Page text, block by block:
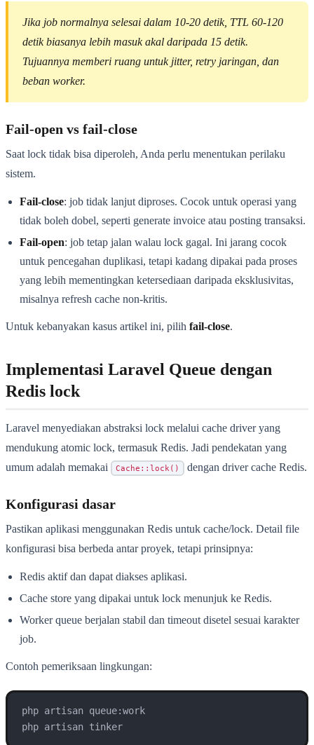
Jika job normalnya selesai dalam 10-20 detik, TTL 60-120
detik biasanya lebih masuk akal daripada 15 detik.
Tujuannya memberi ruang untuk jitter, retry jaringan, dan
beban worker.
Fail-open vs fail-close
Saat lock tidak bisa diperoleh, Anda perlu menentukan perilaku
sistem.
Fail-close: job tidak lanjut diproses. Cocok untuk operasi yang
tidak boleh dobel, seperti generate invoice atau posting transaksi.
Fail-open: job tetap jalan walau lock gagal. Ini jarang cocok
untuk pencegahan duplikasi, tetapi kadang dipakai pada proses
yang lebih mementingkan ketersediaan daripada eksklusivitas,
misalnya refresh cache non-kritis.
Untuk kebanyakan kasus artikel ini, pilih fail-close.
Implementasi Laravel Queue dengan
Redis lock
Laravel menyediakan abstraksi lock melalui cache driver yang
mendukung atomic lock, termasuk Redis. Jadi pendekatan yang
umum adalah memakai
Cache::lock() dengan driver cache Redis.
Konfigurasi dasar
Pastikan aplikasi menggunakan Redis untuk cache/lock. Detail file
konfigurasi bisa berbeda antar proyek, tetapi prinsipnya:
Redis aktif dan dapat diakses aplikasi.
Cache store yang dipakai untuk lock menunjuk ke Redis.
Worker queue berjalan stabil dan timeout disetel sesuai karakter
job.
Contoh pemeriksaan lingkungan:
php artisan queue:work
php artisan tinker